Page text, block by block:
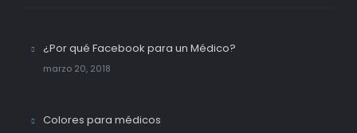
¿Por qué Facebook para un Médico?
marzo 20, 2018
Colores para médicos